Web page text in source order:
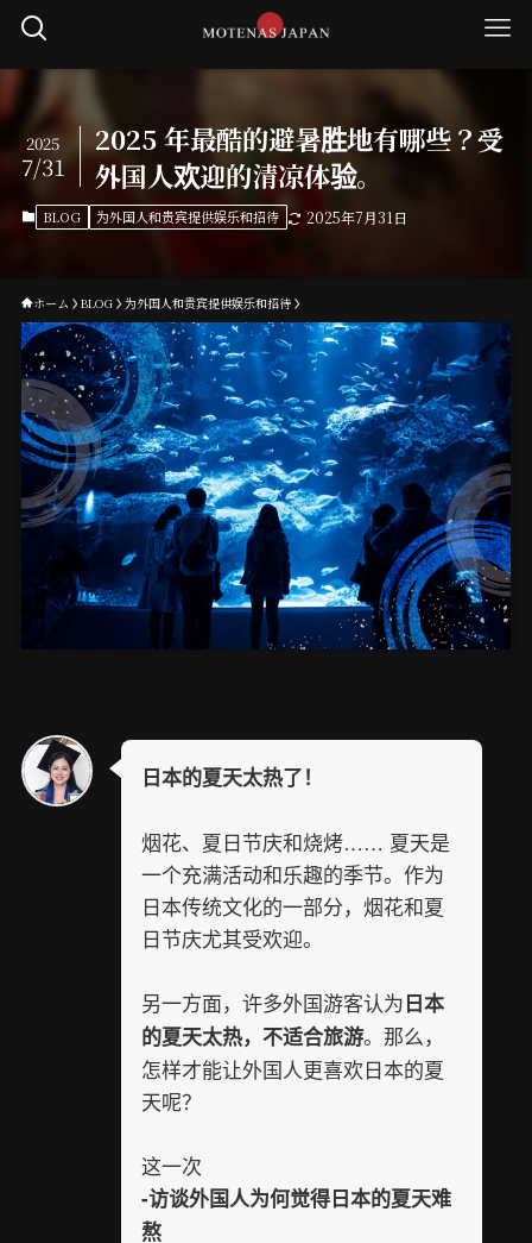
2025 年最酷的避暑胜地有哪些？受
外国人欢迎的清凉体验。
2025
7/31
BLOG 为外国人和贵宾提供娱乐和招待 2025年7月31日
ホーム BLOG 为外国人和贵宾提供娱乐和招待
日本的夏天太热了！
烟花、夏日节庆和烧烤…… 夏天是
一个充满活动和乐趣的季节。作为
日本传统文化的一部分，烟花和夏
日节庆尤其受欢迎。
另一方面，许多外国游客认为日本
的夏天太热，不适合旅游。那么，
怎样才能让外国人更喜欢日本的夏
天呢？
这一次
-访谈外国人为何觉得日本的夏天难
熬